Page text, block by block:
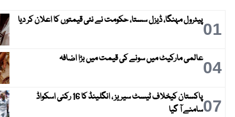
01پیٹرول مہنگا، ڈیزل سستا، حکومت نے نئی قیمتوں کا اعلان کر دیا
04عالمی مارکیٹ میں سونے کی قیمت میں بڑا اضافہ
07
پاکستان کیخلاف ٹیسٹ سیریز ، انگلینڈ کا 16 رکنی اسکواڈ
سامنے آ گیا